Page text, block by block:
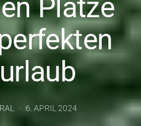
Plätze
6. APRIL 2024